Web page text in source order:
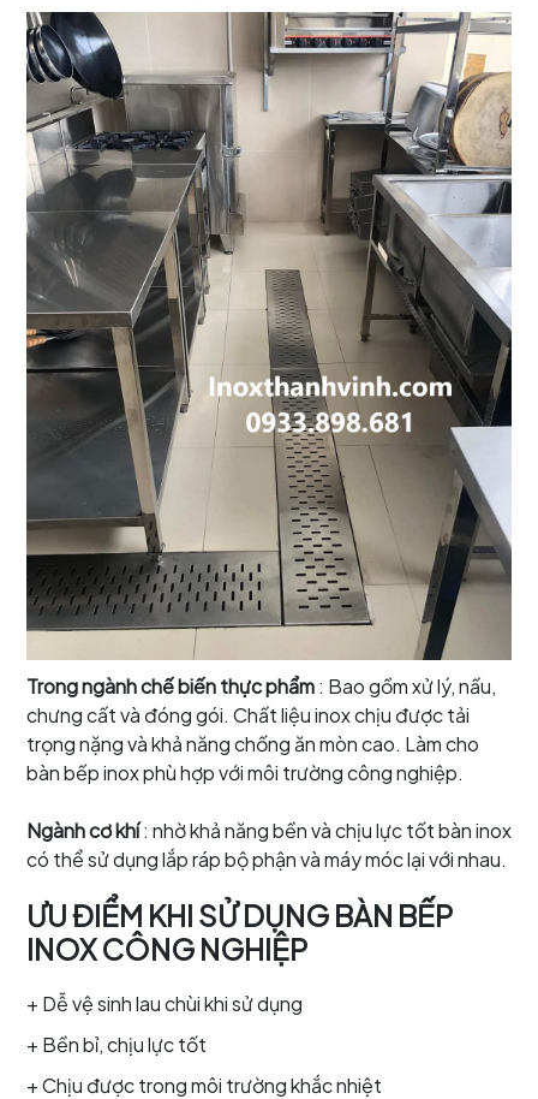
Trong ngành chế biến thực phẩm: Bao gồm xử lý, nấu,
chưng cất và đóng gói. Chất liệu inox chịu được tải
trọng nặng và khả năng chống ăn mòn cao. Làm cho
bàn bếp inox phù hợp với môi trường công nghiệp.
Ngành cơ khí: nhờ khả năng bền và chịu lực tốt bàn inox
có thể sử dụng lắp ráp bộ phận và máy móc lại với nhau.
ƯU ĐIỂM KHI SỬ DỤNG BÀN BẾP
INOX CÔNG NGHIỆP
+ Dễ vệ sinh lau chùi khi sử dụng
+ Bền bỉ, chịu lực tốt
+ Chịu được trong môi trường khắc nhiệt